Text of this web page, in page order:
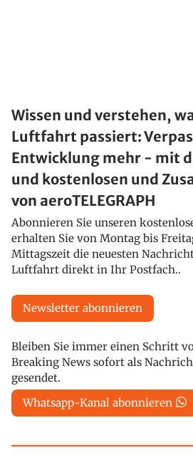
Wissen und verstehen,
Luftfahrt passiert:
Entwicklung mehr - mit
und kostenlosen und
von aeroTELEGRAPH
Abonnieren Sie unseren
erhalten Sie von Montag bis
Mittagszeit die neuesten
Luftfahrt direkt in Ihr Postfach..
Newsletter abonnieren
Bleiben Sie immer einen Schritt
Breaking News sofort als
gesendet.
Whatsapp-Kanal abonnieren